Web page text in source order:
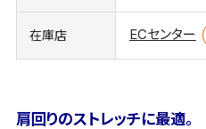
在庫店 ECセンター
肩回りのストレッチに最適。